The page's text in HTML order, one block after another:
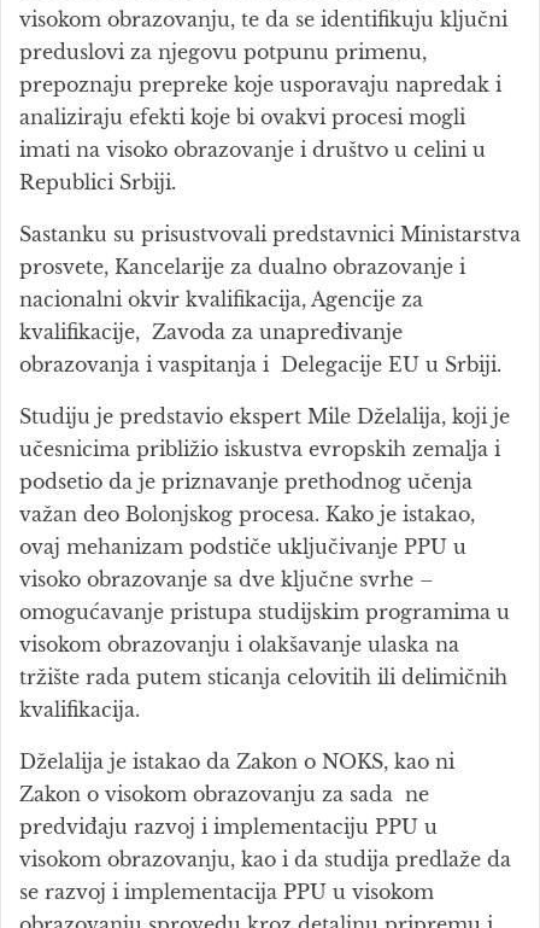
visokom obrazovanju, te da se identifikuju ključni
preduslovi za njegovu potpunu primenu,
prepoznaju prepreke koje usporavaju napredak i
analiziraju efekti koje bi ovakvi procesi mogli
imati na visoko obrazovanje i društvo u celini u
Republici Srbiji.
Sastanku su prisustvovali predstavnici Ministarstva
prosvete, Kancelarije za dualno obrazovanje i
nacionalni okvir kvalifikacija, Agencije za
kvalifikacije, Zavoda za unapređivanje
obrazovanja i vaspitanja i Delegacije EU u Srbiji.
Studiju je predstavio ekspert Mile Dželalija, koji je
učesnicima približio iskustva evropskih zemalja i
podsetio da je priznavanje prethodnog učenja
važan deo Bolonjskog procesa. Kako je istakao,
ovaj mehanizam podstiče uključivanje PPU u
visoko obrazovanje sa dve ključne svrhe –
omogućavanje pristupa studijskim programima u
visokom obrazovanju i olakšavanje ulaska na
tržište rada putem sticanja celovitih ili delimičnih
kvalifikacija.
Dželalija je istakao da Zakon o NOKS, kao ni
Zakon o visokom obrazovanju za sada ne
predviđaju razvoj i implementaciju PPU u
visokom obrazovanju, kao i da studija predlaže da
se razvoj i implementacija PPU u visokom